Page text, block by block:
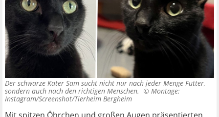
Der schwarze Kater Sam sucht nicht nur nach jeder Menge Futter,
sondern auch nach den richtigen Menschen. © Montage:
Instagram/Screenshot/Tierheim Bergheim